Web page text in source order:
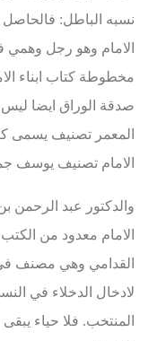
نسبه الباطل:
الامام وهو رجل وهمي
مخطوطة كتاب ابناء
صدقة الوراق ايضا
المعمر تصنيف يسمى
الامام تصنيف يوسف جمل
والدكتور عبد الرحمن
الامام معدود من
القدامي وهي مصنف في
المنتخب. فلا حياء